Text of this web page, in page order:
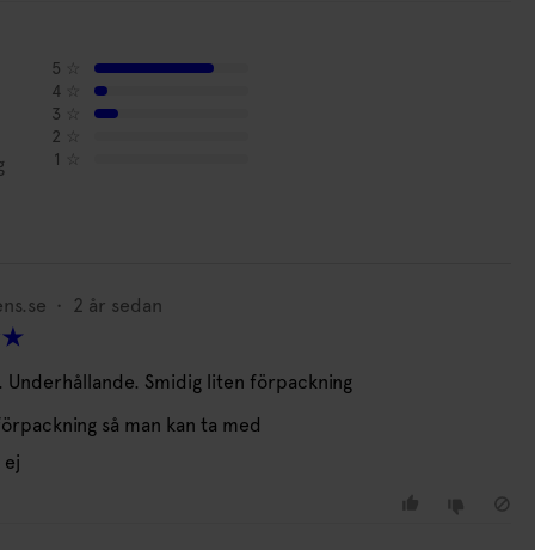
Ninja Print
Spel Nice Dice
5
4
3
2
1
• 2 år sedan
Underhållande. Smidig liten förpackning
så man kan ta med
ej